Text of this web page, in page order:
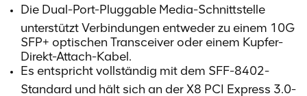
Die Dual-Port-Pluggable Media-Schnittstelle
unterstützt Verbindungen entweder zu einem 10G
SFP+ optischen Transceiver oder einem Kupfer-
Direkt-Attach-Kabel.
Es entspricht vollständig mit dem SFF-8402-
Standard und hält sich an der X8 PCI Express 3.0-